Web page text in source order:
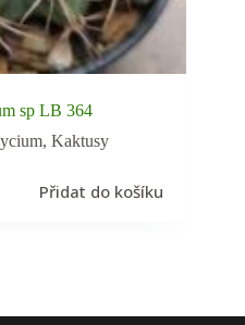
sp LB 364
,Kaktusy
Přidat do košíku